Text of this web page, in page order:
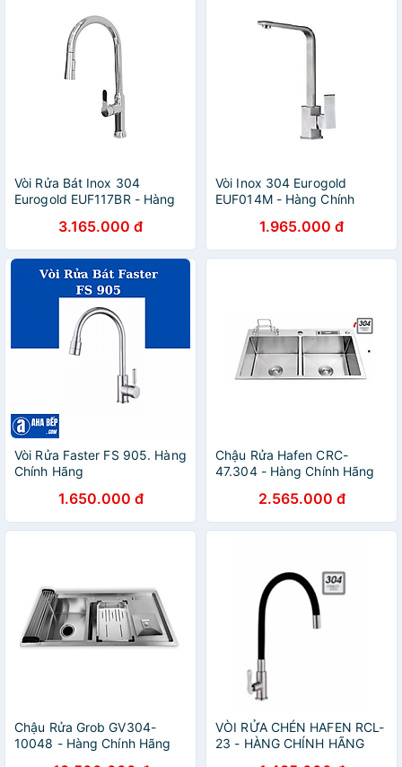
Vòi Rửa Bát Inox 304
Eurogold EUF117BR - Hàng
3.165.000 đ
Vòi Inox 304 Eurogold
EUF014M - Hàng Chính
1.965.000 đ
Vòi Rửa Faster FS 905. Hàng
Chính Hãng
1.650.000 đ
Chậu Rửa Hafen CRC-
47.304 - Hàng Chính Hãng
2.565.000 đ
Chậu Rửa Grob GV304-
10048 - Hàng Chính Hãng
VÒI RỬA CHÉN HAFEN RCL-
23 - HÀNG CHÍNH HÃNG